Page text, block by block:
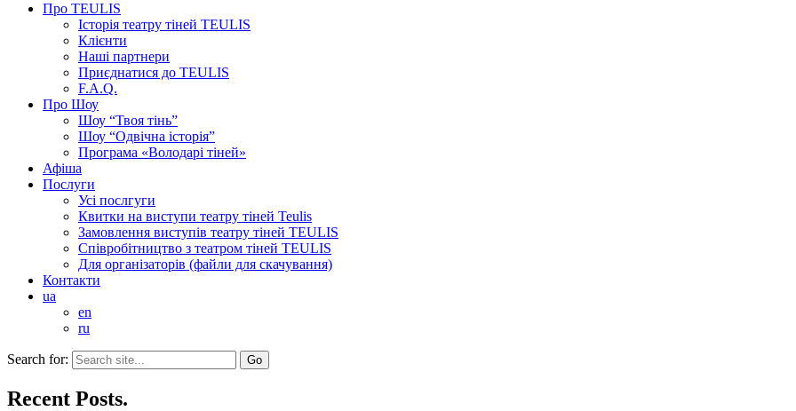
Про TEULIS
Історія театру тіней TEULIS
Клієнти
Наші партнери
Приєднатися до TEULIS
F.A.Q.
Про Шоу
Шоу “Твоя тінь”
Шоу “Одвічна історія”
Програма «Володарі тіней»
Афіша
Послуги
Усі послгуги
Квитки на виступи театру тіней Teulis
Замовлення виступів театру тіней TEULIS
Співробітництво з театром тіней TEULIS
Для організаторів (файли для скачування)
Контакти
ua
en
ru
Search for:
Recent Posts.